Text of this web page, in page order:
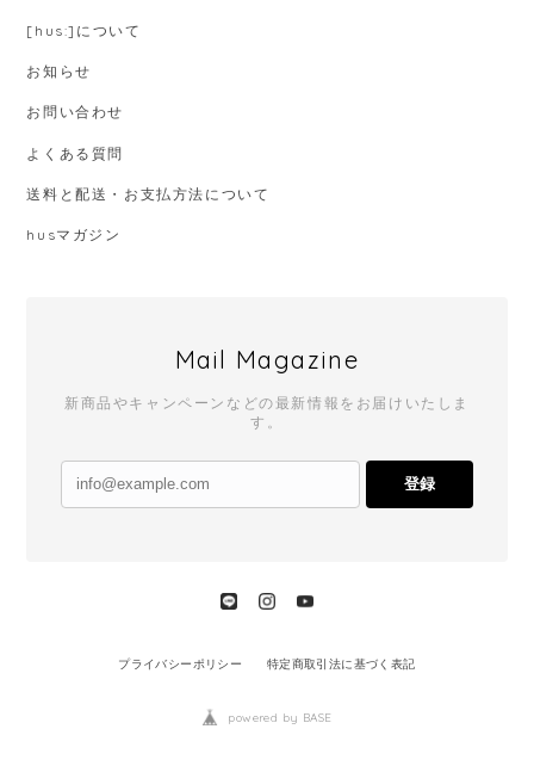
[hus:]について
お知らせ
お問い合わせ
よくある質問
送料と配送・お支払方法について
husマガジン
Mail Magazine
新商品やキャンペーンなどの最新情報をお届けいたしま
す。
登録
プライバシーポリシー 特定商取引法に基づく表記
powered by BASE